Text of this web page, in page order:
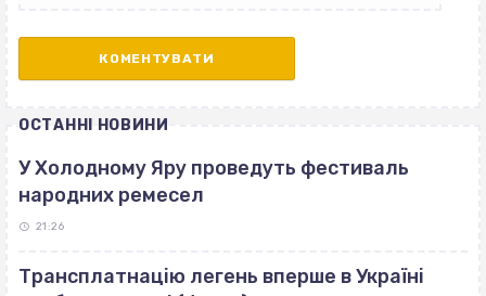
ОСТАННІ НОВИНИ
У Холодному Яру проведуть фестиваль
народних ремесел
21:26
Трансплатнацію легень вперше в Україні